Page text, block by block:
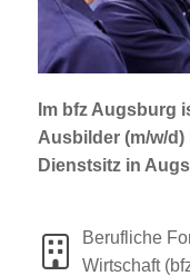
Jobportal
Presse und
bbw e. V.
Im bfz Augsburg
Ausbilder (m/w/
Dienstsitz in
Berufliche
Wirtschaft